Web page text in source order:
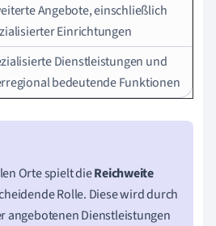
Angebote, einschließlich
Einrichtungen
Dienstleistungen und
bedeutende Funktionen
Orte spielt dieReichweite
Rolle. Diese wird durch
angebotenen Dienstleistungen